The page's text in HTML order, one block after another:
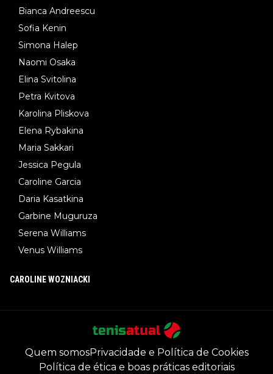
Bianca Andreescu
Sofia Kenin
Simona Halep
Naomi Osaka
Elina Svitolina
Petra Kvitova
Karolina Pliskova
Elena Rybakina
Maria Sakkari
Jessica Pegula
Caroline Garcia
Daria Kasatkina
Garbine Muguruza
Serena Williams
Venus Williams
CAROLINE WOZNIACKI
Quem somosPrivacidade e Política de Cookies
Política de ética e boas práticas editoriais